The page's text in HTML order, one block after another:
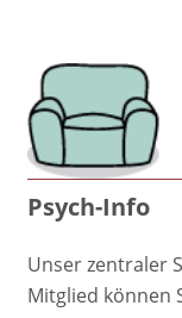
Psych-Info
Unser zentraler
Mitglied können